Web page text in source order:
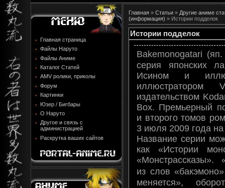
Главная страница
Файлы Наруто
Файлы Аниме
Каталог Статей
AMV ролики, приколы
Форум
Картинки
Юзер / Бигбары
О Наруто
Другое и связь с
администрацией
Раскрутка ваших сайтов
Главная » Статьи » Другие аниме
(информация) » Истории подделок
Истории подделок
Bakemonogatari
серия японских
Исином и
иллюстратором
издательством
Box. Премьерный
и второго томов
3 июля 2009 года
Название серии
как «Истории
«Монстрассказы».
из слов
меняется»,